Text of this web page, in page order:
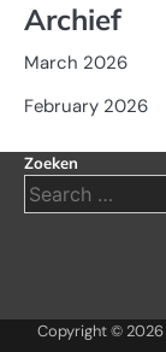
Archief
March 2026
February 2026
Zoeken
Search
for:
Copyright © 2026